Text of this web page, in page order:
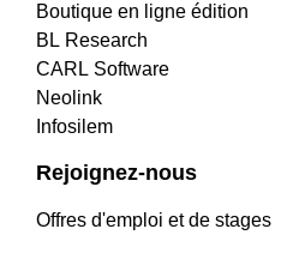
Boutique en ligne édition
BL Research
CARL Software
Neolink
Infosilem
Rejoignez-nous
Offres d'emploi et de stages